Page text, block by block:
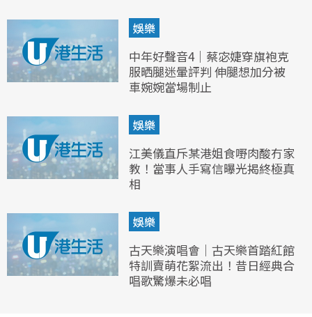
娛樂
中年好聲音4｜蔡宓婕穿旗袍克
服晒腿迷暈評判 伸腿想加分被
車婉婉當場制止
娛樂
江美儀直斥某港姐食嘢肉酸冇家
教！當事人手寫信曝光揭終極真
相
娛樂
古天樂演唱會｜古天樂首踏紅館
特訓賣萌花絮流出！昔日經典合
唱歌驚爆未必唱